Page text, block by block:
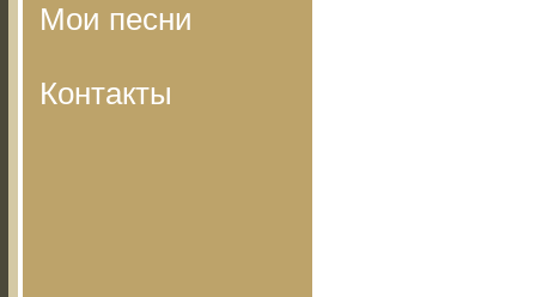
Мои песни
Контакты